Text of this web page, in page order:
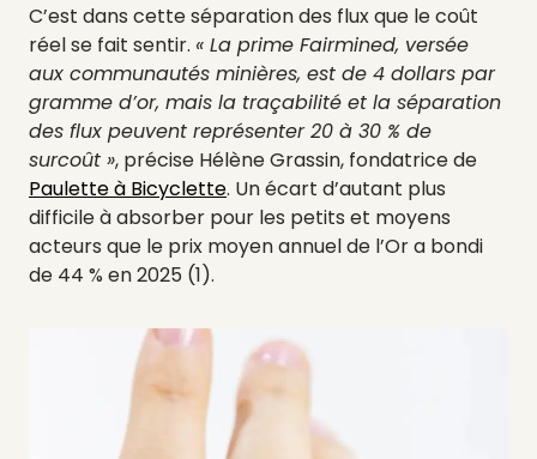
C’est dans cette séparation des flux que le coût
réel se fait sentir. « La prime Fairmined, versée
aux communautés minières, est de 4 dollars par
gramme d’or, mais la traçabilité et la séparation
des flux peuvent représenter 20 à 30 % de
surcoût », précise Hélène Grassin, fondatrice de
Paulette à Bicyclette. Un écart d’autant plus
difficile à absorber pour les petits et moyens
acteurs que le prix moyen annuel de l’Or a bondi
de 44 % en 2025 (1).